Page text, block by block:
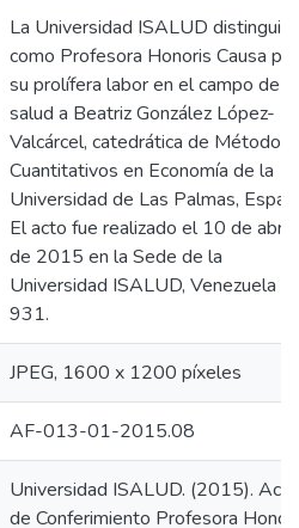
La Universidad ISALUD distinguió
como Profesora Honoris Causa por
su prolífera labor en el campo de la
salud a Beatriz González López-
Valcárcel, catedrática de Métodos
Cuantitativos en Economía de la
Universidad de Las Palmas,
El acto fue realizado el 10 de abril
de 2015 en la Sede de la
Universidad ISALUD, Venezuela
931.
JPEG, 1600 x 1200 píxeles
AF-013-01-2015.08
Universidad ISALUD. (2015). Acto
de Conferimiento Profesora